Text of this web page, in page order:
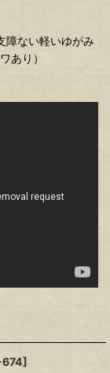
障ない軽いゆがみ
あり）
]